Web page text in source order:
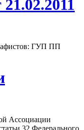
ГУП ПП
Ассоциации